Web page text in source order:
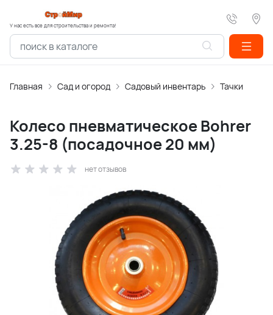
У нас есть все для строительства и ремонта!
Главная Сад и огород Садовый инвентарь Тачки
Колесо пневматическое Bohrer
3.25-8 (посадочное 20 мм)
нет отзывов